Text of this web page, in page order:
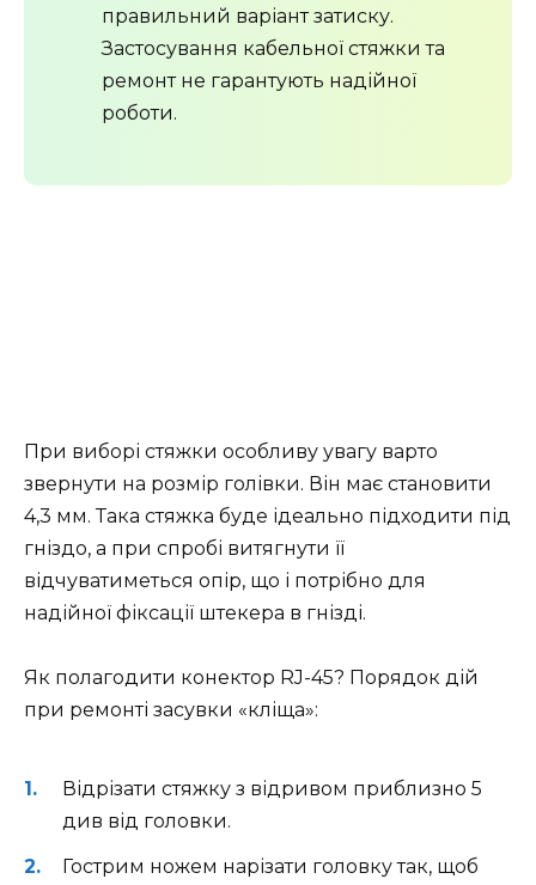
правильний варіант затиску.
Застосування кабельної стяжки та
ремонт не гарантують надійної
роботи.
При виборі стяжки особливу увагу варто
звернути на розмір голівки. Він має становити
4,3 мм. Така стяжка буде ідеально підходити під
гніздо, а при спробі витягнути її
відчуватиметься опір, що і потрібно для
надійної фіксації штекера в гнізді.
Як полагодити конектор RJ-45? Порядок дій
при ремонті засувки «кліща»:
Відрізати стяжку з відривом приблизно 5
див від головки.
Гострим ножем нарізати головку так, щоб